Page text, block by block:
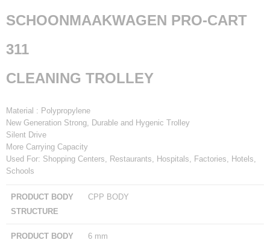
SCHOONMAAKWAGEN PRO-CART
311
CLEANING TROLLEY
Material : Polypropylene
New Generation Strong, Durable and Hygenic Trolley
Silent Drive
More Carrying Capacity
Used For: Shopping Centers, Restaurants, Hospitals, Factories, Hotels,
Schools
PRODUCT BODY
STRUCTURE
CPP BODY
PRODUCT BODY
6 mm